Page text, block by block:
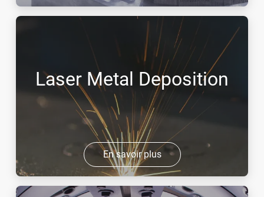
Laser Metal Deposition
En savoir plus